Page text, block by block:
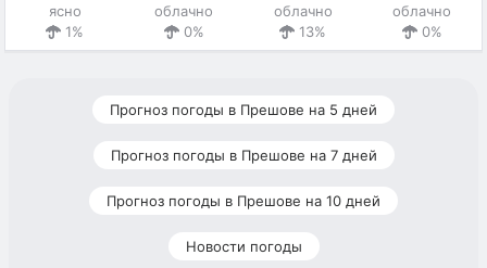
ясно
1%
облачно
0%
облачно
13%
облачно
0%
Прогноз погоды в Прешове на 5 дней
Прогноз погоды в Прешове на 7 дней
Прогноз погоды в Прешове на 10 дней
Новости погоды